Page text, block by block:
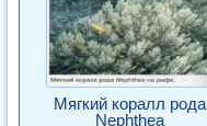
Мягкий коралл рода
Nephthea